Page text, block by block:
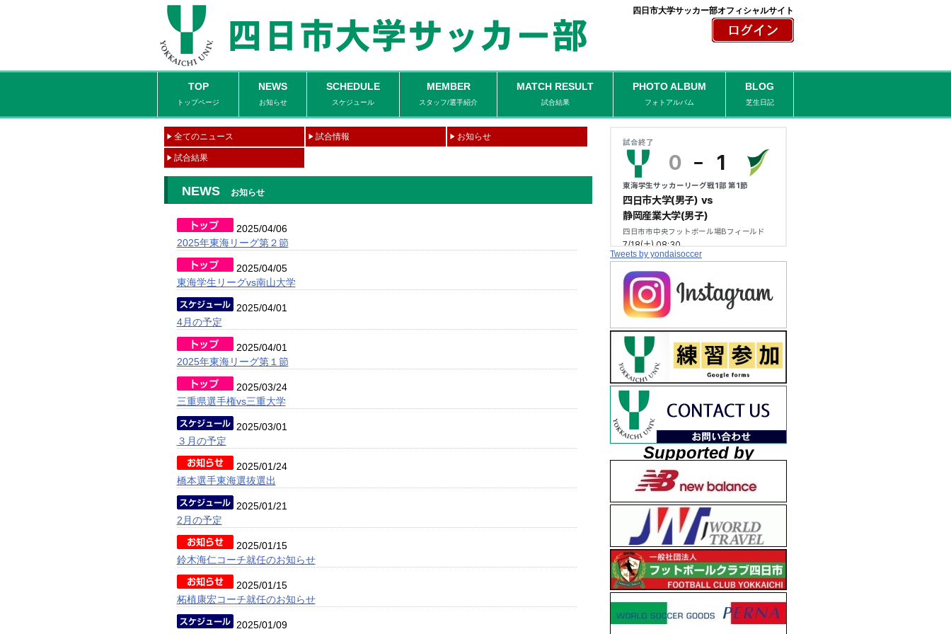
四日市大学サッカー部オフィシャルサイト
TOP
トップページ
NEWS
お知らせ
SCHEDULE
スケジュール
MEMBER
スタッフ/選手紹介
MATCH RESULT
試合結果
PHOTO ALBUM
フォトアルバム
BLOG
芝生日記
全てのニュース 試合情報 お知らせ
試合結果
NEWS お知らせ
2025/04/06
2025年東海リーグ第２節
2025/04/05
東海学生リーグvs南山大学
2025/04/01
4月の予定
2025/04/01
2025年東海リーグ第１節
2025/03/24
三重県選手権vs三重大学
2025/03/01
３月の予定
2025/01/24
橋本選手東海選抜選出
2025/01/21
2月の予定
2025/01/15
鈴木海仁コーチ就任のお知らせ
2025/01/15
柘植康宏コーチ就任のお知らせ
2025/01/09
Tweets by yondaisoccer
Supported by